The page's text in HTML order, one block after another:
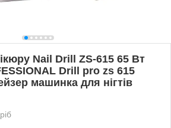
Nail Drill ZS-615 65 Вт
Drill pro zs 615
машинка для нігтів